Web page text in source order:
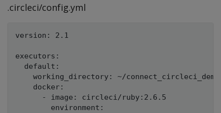
.circleci/config.yml
version: 2.1
executors:
  default:
    working_directory: ~/connect_circleci_demo
    docker:
      - image: circleci/ruby:2.6.5
        environment: